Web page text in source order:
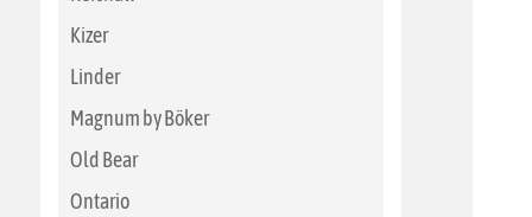
Kizer
Linder
Magnum by Böker
Old Bear
Ontario